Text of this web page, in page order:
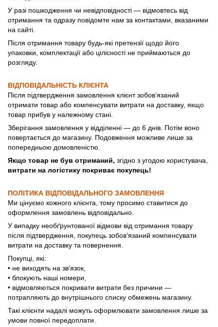
У разі пошкодження чи невідповідності — відмовтесь від
отримання та одразу повідомте нам за контактами, вказаними
на сайті.
Після отримання товару будь-які претензії щодо його
упаковки, комплектації або цілісності не приймаються до
розгляду.
ВІДПОВІДАЛЬНІСТЬ КЛІЄНТА
Після підтвердження замовлення клієнт зобов’язаний
отримати товар або компенсувати витрати на доставку, якщо
товар прибув у належному стані.
Зберігання замовлення у відділенні — до 6 днів. Потім воно
повертається до магазину. Подовження можливе лише за
попередньою домовленістю.
Якщо товар не був отриманий, згідно з угодою користувача,
витрати на логістику покриває покупець!
ПОЛІТИКА ВІДПОВІДАЛЬНОГО ЗАМОВЛЕННЯ
Ми цінуємо кожного клієнта, тому просимо ставитися до
оформлення замовлень відповідально.
У випадку необґрунтованої відмови від отримання товару
після підтвердження, покупець зобов’язаний компенсувати
витрати на доставку та повернення.
Покупці, які:
• не виходять на зв'язок,
• блокують наші номери,
• відмовляються покривати витрати без причини —
потрапляють до внутрішнього списку обмежень магазину.
Такі клієнти надалі можуть оформлювати замовлення лише за
умови повної передоплати.